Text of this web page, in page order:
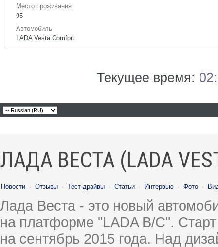
Место проживания
95
Автомобиль
LADA Vesta Сomfort
Текущее время:
ЛАДА ВЕСТА (LADA
Новости · Отзывы · Тест-драйвы · Статьи · Интервью · Фото ·
Лада Веста - это новый
на платформе "LADA B/C".
на сентябрь 2015 года. Над